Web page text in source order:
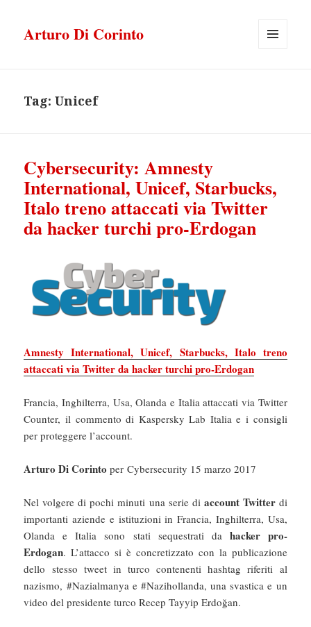
Arturo Di Corinto
Tag:Unicef
Cybersecurity: Amnesty
International, Unicef, Starbucks,
Italo treno attaccati via Twitter
da hacker turchi pro-Erdogan
Amnesty International, Unicef, Starbucks, Italo treno
attaccati via Twitter da hacker turchi pro-Erdogan
Francia, Inghilterra, Usa, Olanda e Italia attaccati via Twitter
Counter, il commento di Kaspersky Lab Italia e i consigli
per proteggere l’account.
Arturo Di Corinto per Cybersecurity 15 marzo 2017
Nel volgere di pochi minuti una serie diaccount Twitterdi
importanti aziende e istituzioni in Francia, Inghilterra, Usa,
Olanda e Italia sono stati sequestrati da hacker pro-
Erdogan. L’attacco si è concretizzato con la publicazione
dello stesso tweet in turco contenenti hashtag riferiti al
nazismo, #Nazialmanya e #Nazihollanda, una svastica e un
video del presidente turco Recep Tayyip Erdoğan.